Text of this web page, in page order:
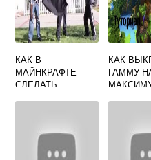
КАК В
МАЙНКРАФТЕ
СДЕЛАТЬ
КАК
ГАММУ